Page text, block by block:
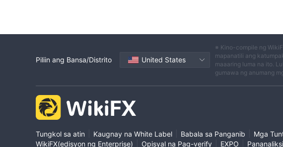
Piliin ang Bansa/Distrito United States
※ Kino-compile ng
mapanatili ang
maaaring luma na ito.
gumawa ng anumang
Tungkol sa atin Kaugnay na White Label Babala sa Panganib Mga
WikiFX(edisyon ng Enterprise)
Opisyal na Pag-verify EXPO